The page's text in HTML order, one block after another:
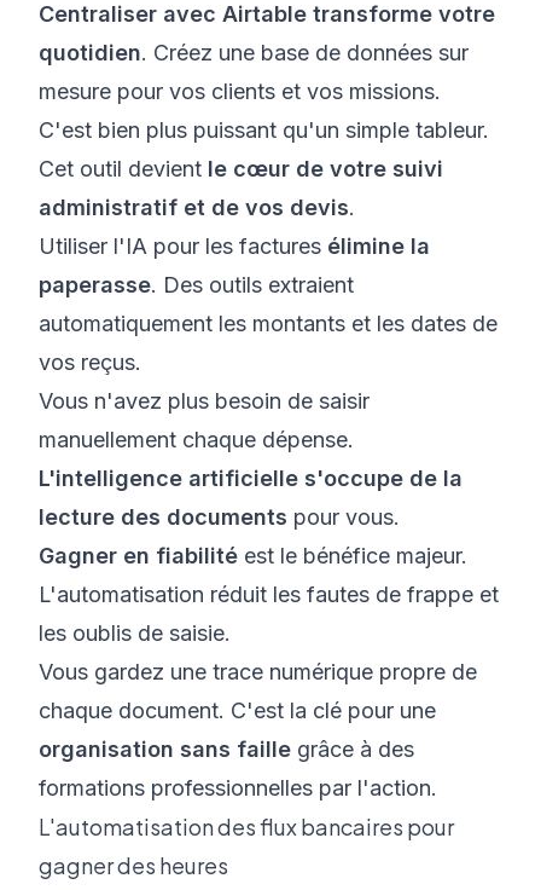
Centraliser avec Airtable transforme votre
quotidien. Créez une base de données sur
mesure pour vos clients et vos missions.
C'est bien plus puissant qu'un simple tableur.
Cet outil devient le cœur de votre suivi
administratif et de vos devis.
Utiliser l'IA pour les factures élimine la
paperasse. Des outils extraient
automatiquement les montants et les dates de
vos reçus.
Vous n'avez plus besoin de saisir
manuellement chaque dépense.
L'intelligence artificielle s'occupe de la
lecture des documents pour vous.
Gagner en fiabilité est le bénéfice majeur.
L'automatisation réduit les fautes de frappe et
les oublis de saisie.
Vous gardez une trace numérique propre de
chaque document. C'est la clé pour une
organisation sans faille grâce à des
formations professionnelles par l'action.
L'automatisation des flux bancaires pour
gagner des heures